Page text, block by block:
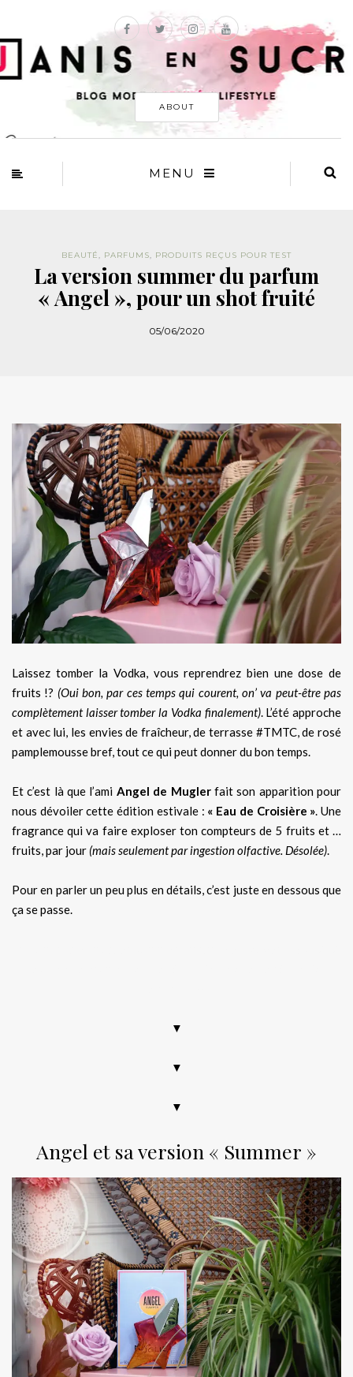
ABOUT
MENU
BEAUTÉ, PARFUMS, PRODUITS REÇUS POUR TEST
La version summer du parfum
« Angel », pour un shot fruité
05/06/2020
Laissez tomber la Vodka, vous reprendrez bien une dose de
fruits !? (Oui bon, par ces temps qui courent, on’ va peut-être pas
complètement laisser tomber la Vodka finalement). L’été approche
et avec lui, les envies de fraîcheur, de terrasse #TMTC, de rosé
pamplemousse bref, tout ce qui peut donner du bon temps.
Et c’est là que l’ami Angel de Muglerfait son apparition pour
nous dévoiler cette édition estivale : « Eau de Croisière ». Une
fragrance qui va faire exploser ton compteurs de 5 fruits et …
fruits, par jour (mais seulement par ingestion olfactive. Désolée).
Pour en parler un peu plus en détails, c’est juste en dessous que
ça se passe.
▼
▼
▼
Angel et sa version « Summer »